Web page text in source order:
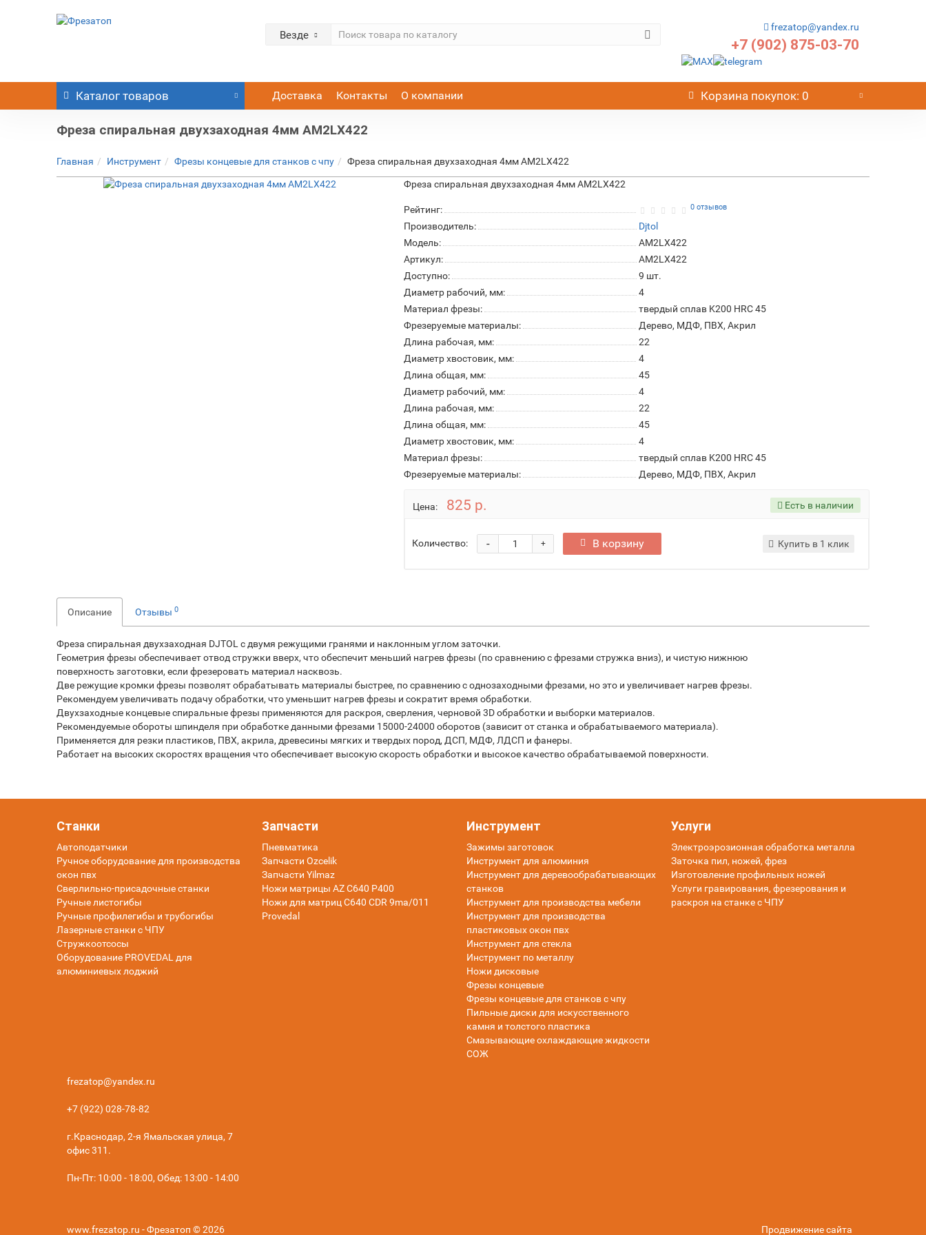
Везде
frezatop@yandex.ru
+7 (902) 875-03-70
Каталог товаров Доставка Контакты О компании Корзина покупок: 0
Фреза спиральная двухзаходная 4мм AM2LX422
Главная Инструмент Фрезы концевые для станков с чпу Фреза спиральная двухзаходная 4мм AM2LX422
Фреза спиральная двухзаходная 4мм AM2LX422
Рейтинг: 0 отзывов
Производитель:
Djtol
Модель:
AM2LX422
Артикул:
AM2LX422
Доступно:
9 шт.
Диаметр рабочий, мм:
4
Материал фрезы:
твердый сплав K200 HRC 45
Фрезеруемые материалы:
Дерево, МДФ, ПВХ, Акрил
Длина рабочая, мм:
22
Диаметр хвостовик, мм:
4
Длина общая, мм:
45
Диаметр рабочий, мм:
4
Длина рабочая, мм:
22
Длина общая, мм:
45
Диаметр хвостовик, мм:
4
Материал фрезы:
твердый сплав K200 HRC 45
Фрезеруемые материалы:
Дерево, МДФ, ПВХ, Акрил
Цена: 825 р. Есть в наличии
Количество: +
- В корзину Купить в 1 клик
Описание Отзывы0
Фреза спиральная двухзаходная DJTOL с двумя режущими гранями и наклонным углом заточки.
Геометрия фрезы обеспечивает отвод стружки вверх, что обеспечит меньший нагрев фрезы (по сравнению с фрезами стружка вниз), и чистую нижнюю
поверхность заготовки, если фрезеровать материал насквозь.
Две режущие кромки фрезы позволят обрабатывать материалы быстрее, по сравнению с однозаходными фрезами, но это и увеличивает нагрев фрезы.
Рекомендуем увеличивать подачу обработки, что уменьшит нагрев фрезы и сократит время обработки.
Двухзаходные концевые спиральные фрезы применяются для раскроя, сверления, черновой 3D обработки и выборки материалов.
Рекомендуемые обороты шпинделя при обработке данными фрезами 15000-24000 оборотов (зависит от станка и обрабатываемого материала).
Применяется для резки пластиков, ПВХ, акрила, древесины мягких и твердых пород, ДСП, МДФ, ЛДСП и фанеры.
Работает на высоких скоростях вращения что обеспечивает высокую скорость обработки и высокое качество обрабатываемой поверхности.
Станки
Автоподатчики
Ручное оборудование для производства
окон пвх
Сверлильно-присадочные станки
Ручные листогибы
Ручные профилегибы и трубогибы
Лазерные станки с ЧПУ
Стружкоотсосы
Оборудование PROVEDAL для
алюминиевых лоджий
Запчасти
Пневматика
Запчасти Ozcelik
Запчасти Yilmaz
Ножи матрицы AZ C640 P400
Ножи для матриц C640 CDR 9ma/011
Provedal
Инструмент
Зажимы заготовок
Инструмент для алюминия
Инструмент для деревообрабатывающих
станков
Инструмент для производства мебели
Инструмент для производства
пластиковых окон пвх
Инструмент для стекла
Инструмент по металлу
Ножи дисковые
Фрезы концевые
Фрезы концевые для станков с чпу
Пильные диски для искусственного
камня и толстого пластика
Смазывающие охлаждающие жидкости
СОЖ
Услуги
Электроэрозионная обработка металла
Заточка пил, ножей, фрез
Изготовление профильных ножей
Услуги гравирования, фрезерования и
раскроя на станке с ЧПУ
frezatop@yandex.ru
+7 (922) 028-78-82
г.Краснодар, 2-я Ямальская улица, 7
офис 311.
Пн-Пт: 10:00 - 18:00, Обед: 13:00 - 14:00
www.frezatop.ru - Фрезатоп © 2026 Продвижение сайта